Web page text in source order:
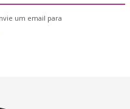
um email para